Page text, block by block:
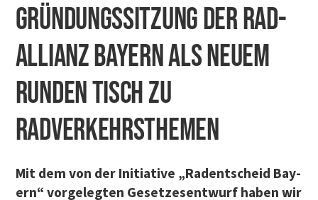
GRÜN­DUNGS­SIT­ZUNG DER RAD­
AL­LI­ANZ BAY­ERN ALS NEU­EM
RUN­DEN TISCH ZU
RADVERKEHRSTHEMEN
Mit dem von der Initia­ti­ve „Radent­scheid Bay­
ern“ vor­ge­leg­ten Geset­zes­ent­wurf haben wir